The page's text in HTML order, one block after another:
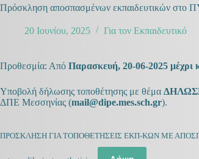
Πρόσκληση αποσπασμένων εκπαιδευτικών στο
20 Ιουνίου, 2025 Για τον Εκπαιδευτικό
Προθεσμία: Από Παρασκευή, 20-06-2025 μέχρι
Υποβολή δήλωσης τοποθέτησης με θέμα
ΔΠΕ Μεσσηνίας (mail@dipe.mes.sch.gr).
ΠΡΟΣΚΛΗΣΗ ΓΙΑ ΤΟΠΟΘΕΤΗΣΕΙΣ ΕΚΠ-ΚΩΝ ΜΕ